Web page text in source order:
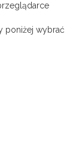
poniżej wybrać